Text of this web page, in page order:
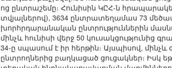
ոց ընտրաշեմը։ Հունիսին ԿԸՀ-ն
տվյալներով), 3634 ընտրատեղամաս 73
խորհրդարանական ընտրություններին
մինչև հունիսի վերջ 50 կուսակցությունից
34-ը սպասում է իր հերթին։ Այսպիսով,
ընտրողներից բաղկացած ցուցակներ։ Իսկ